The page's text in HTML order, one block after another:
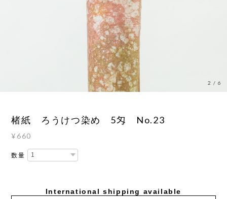
3 /6
楮紙 ろうけつ染め 5匁 No.23
¥660
数量
International shipping available